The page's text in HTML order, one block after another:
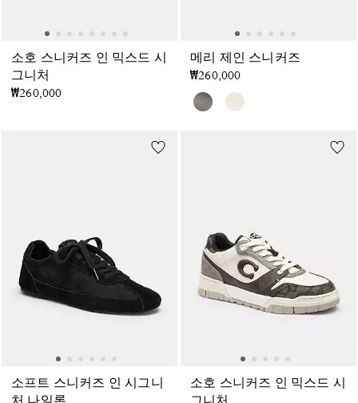
소호 스니커즈 인 믹스드 시
그니처
₩260,000
메리 제인 스니커즈
₩260,000
소프트 스니커즈 인 시그니
소호 스니커즈 인 믹스드 시